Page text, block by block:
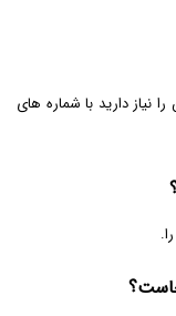
دارید با شماره های